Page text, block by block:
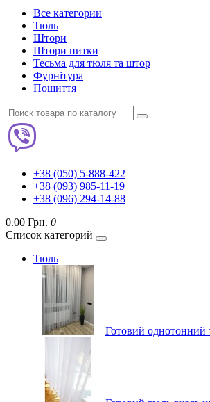
Все категории
Тюль
Штори
Штори нитки
Тесьма для тюля та штор
Фурнітура
Пошиття
+38 (050) 5-888-422
+38 (093) 985-11-19
+38 (096) 294-14-88
0.00 Грн. 0
Список категорий
Тюль
Готовий однотонний